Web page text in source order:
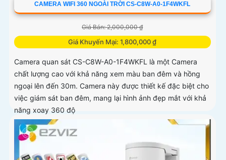
CAMERA WIFI 360 NGOÀI TRỜI CS-C8W-A0-1F4WKFL
Giá Bán: 2,000,000 ₫
Giá Khuyến Mại: 1,800,000 ₫
Camera quan sát CS-C8W-A0-1F4WKFL là một Camera
chất lượng cao với khả năng xem màu ban đêm và hồng
ngoại lên đến 30m. Camera này được thiết kế đặc biệt cho
việc giám sát ban đêm, mang lại hình ảnh đẹp mắt với khả
năng xoay 360 độ